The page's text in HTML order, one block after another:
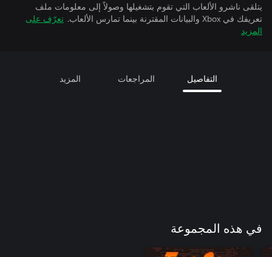
يتلقى ناشرو الألعاب التي تقوم بتشغيلها وصولاً إلى معلومات ملف
تعريفك في Xbox والبيانات المقترنة بينما تمارس الألعاب.
تعرّف على
المزيد
التفاصيل المراجعات المزيد
في هذه المجموعة